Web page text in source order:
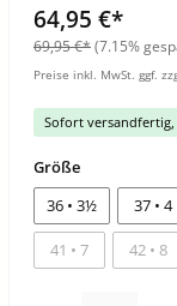
64,95 €*
69,95 €*(7.15%
Preise inkl. MwSt. ggf.
Sofort versandfertig,
Größe
36 • 3½
37 • 4
41 • 7 42 • 8